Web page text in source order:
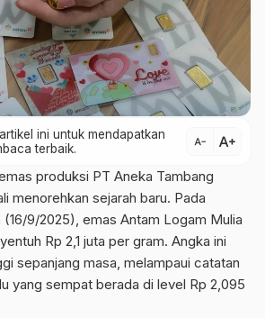
ini untuk mendapatkan
terbaik.
text_decrease text_increase
produksi PT Aneka Tambang
menorehkan sejarah baru. Pada
(16/9/2025), emas Antam Logam Mulia
Rp 2,1 juta per gram. Angka ini
sepanjang masa, melampaui catatan
yang sempat berada di level Rp 2,095